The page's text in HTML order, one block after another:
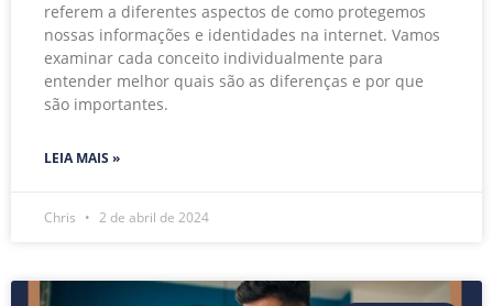
referem a diferentes aspectos de como protegemos
nossas informações e identidades na internet. Vamos
examinar cada conceito individualmente para
entender melhor quais são as diferenças e por que
são importantes.
LEIA MAIS »
Chris 2 de abril de 2024